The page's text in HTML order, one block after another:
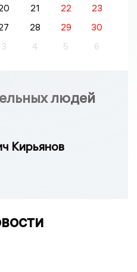
21 22
23
28 29
30
3 4 5 6
людей
Кирьянов